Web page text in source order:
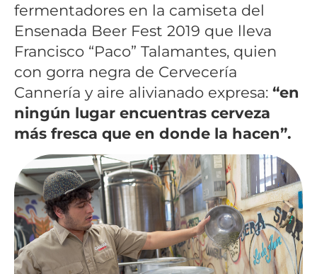
fermentadores en la camiseta del
Ensenada Beer Fest 2019 que lleva
Francisco “Paco” Talamantes, quien
con gorra negra de Cervecería
Cannería y aire alivianado expresa: “en
ningún lugar encuentras cerveza
más fresca que en donde la hacen”.